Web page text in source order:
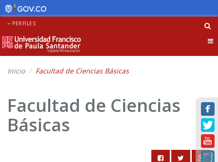
PERFILES
Inicio Facultad de Ciencias Básicas
Facultad de Ciencias
Básicas